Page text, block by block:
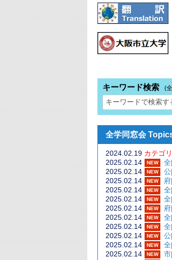
キーワード検索 (
全学同窓会
2024.02.19 カテゴ
2025.02.14
NEW
2025.02.14
NEW
2025.02.14
NEW
2025.02.14
NEW
2025.02.14
NEW
2025.02.14
NEW
2025.02.14
NEW
2025.02.14
NEW
2025.02.14
NEW
2025.02.14
NEW
2025.02.14
NEW